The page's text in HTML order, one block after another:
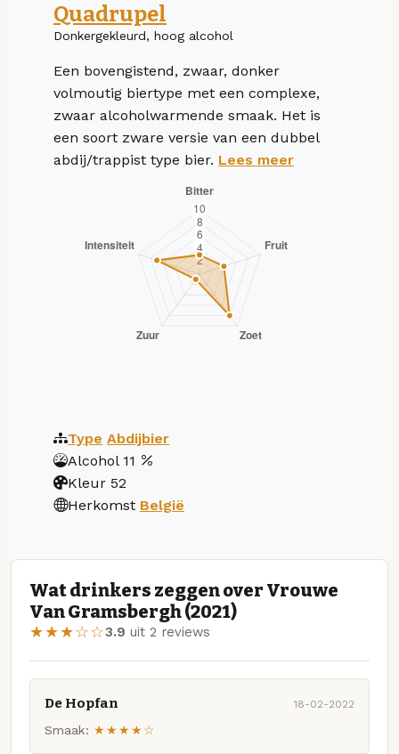
Quadrupel
Donkergekleurd, hoog alcohol
Een bovengistend, zwaar, donker
volmoutig biertype met een complexe,
zwaar alcoholwarmende smaak. Het is
een soort zware versie van een dubbel
abdij/trappist type bier. Lees meer
Type Abdijbier
Alcohol 11
Kleur 52
Herkomst België
Wat drinkers zeggen over Vrouwe
Van Gramsbergh (2021)
★★★☆☆3.9 uit 2 reviews
De Hopfan 18-02-2022
Smaak: ★★★★☆